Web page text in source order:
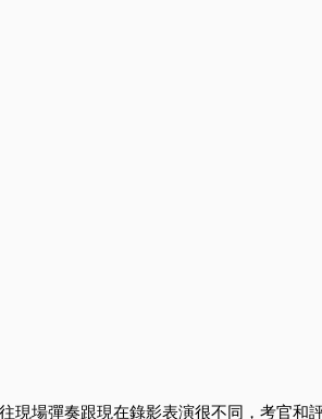
現場彈奏跟現在錄影表演很不同，考官和